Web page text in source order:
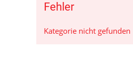
Fehler
Kategorie nicht gefunden